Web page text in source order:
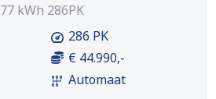
kWh 286PK
286 PK
€ 44.990,-
Automaat